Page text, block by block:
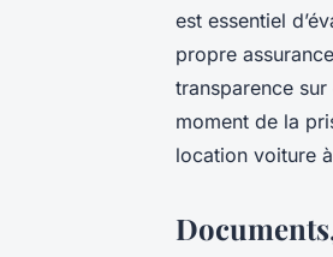
est essentiel
propre
transparence
moment de la
location voiture